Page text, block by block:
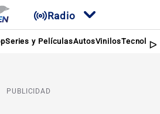
Radio
Series y PelículasAutosVinilos
PUBLICIDAD